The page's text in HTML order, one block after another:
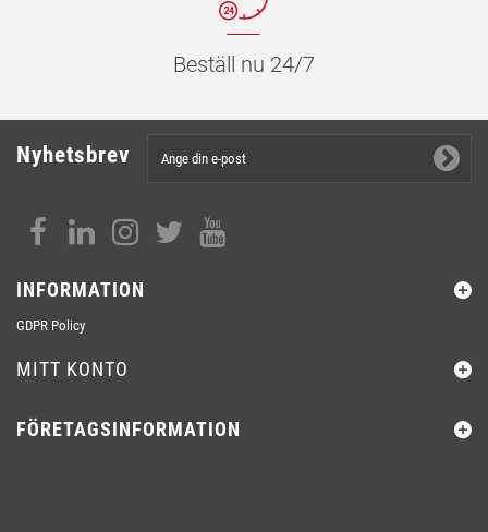
Beställ nu 24/7
Nyhetsbrev
INFORMATION
GDPR Policy
MITT KONTO
FÖRETAGSINFORMATION